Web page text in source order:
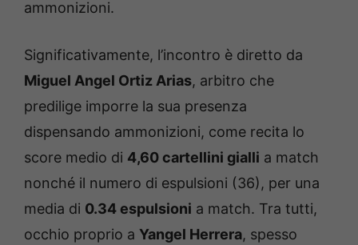
ammonizioni.
Significativamente, l’incontro è diretto da
Miguel Angel Ortiz Arias, arbitro che
predilige imporre la sua presenza
dispensando ammonizioni, come recita lo
score medio di 4,60 cartellini gialli a match
nonché il numero di espulsioni (36), per una
media di 0.34 espulsioni a match. Tra tutti,
occhio proprio a Yangel Herrera, spesso